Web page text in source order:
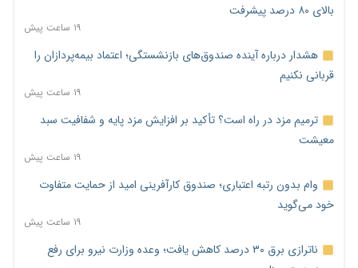
بالای ۸۰ درصد پیشرفت
۱۹ ساعت پیش
هشدار درباره آینده صندوق‌های بازنشستگی؛ اعتماد بیمه‌پردازان را
قربانی نکنیم
۱۹ ساعت پیش
ترمیم مزد در راه است؟ تأکید بر افزایش مزد پایه و شفافیت سبد
معیشت
۱۹ ساعت پیش
وام بدون رتبه اعتباری؛ صندوق کارآفرینی امید از حمایت متفاوت
خود می‌گوید
۱۹ ساعت پیش
ناترازی برق ۳۰ درصد کاهش یافت؛ وعده وزارت نیرو برای رفع